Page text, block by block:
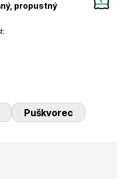
propustný
Puškvorec